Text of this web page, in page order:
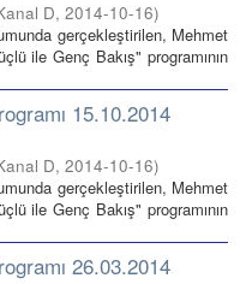
D, 2014-10-16)
gerçekleştirilen, Mehmet
ile Genç Bakış" programının
15.10.2014
D, 2014-10-16)
gerçekleştirilen, Mehmet
ile Genç Bakış" programının
26.03.2014